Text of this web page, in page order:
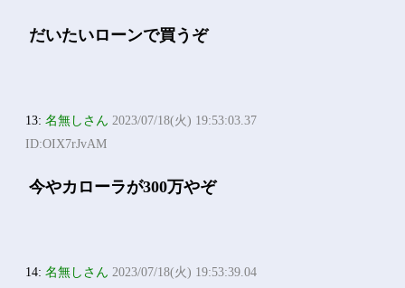
だいたいローンで買うぞ
13:名無しさん 2023/07/18(火) 19:53:03.37
ID:OIX7rJvAM
今やカローラが300万やぞ
14:名無しさん 2023/07/18(火) 19:53:39.04